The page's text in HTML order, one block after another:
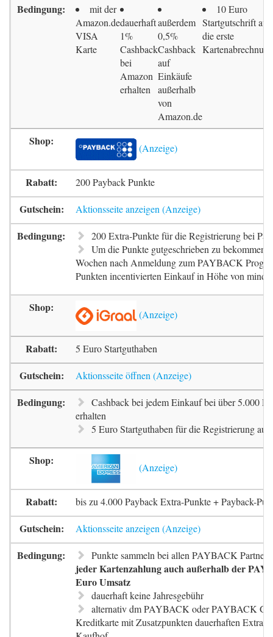
mit der
Amazon.de
VISA
Karte
dauerhaft
1%
Cashback
bei
Amazon
erhalten
außerdem
0,5%
Cashback
auf
Einkäufe
außerhalb
von
Amazon.de
10 Euro
Startgutschrift auf
die erste
Kartenabrechnung
200 Payback Punkte
Aktionsseite anzeigen
200 Extra-Punkte für die Registrierung bei
Um die Punkte gutgeschrieben zu bekommen,
Wochen nach Anmeldung zum PAYBACK
Punkten incentivierten Einkauf in Höhe von
5 Euro Startguthaben
Aktionsseite öffnen
Cashback bei jedem Einkauf bei über 5.000
erhalten
5 Euro Startguthaben für die Registrierung
bis zu 4.000 Payback Extra-Punkte + Payback-
Aktionsseite anzeigen
Punkte sammeln bei allen PAYBACK
jeder Kartenzahlung auch außerhalb der
Euro Umsatz
dauerhaft keine Jahresgebühr
alternativ dm PAYBACK oder PAYBACK
Kreditkarte mit Zusatzpunkten dauerhaften Extra-